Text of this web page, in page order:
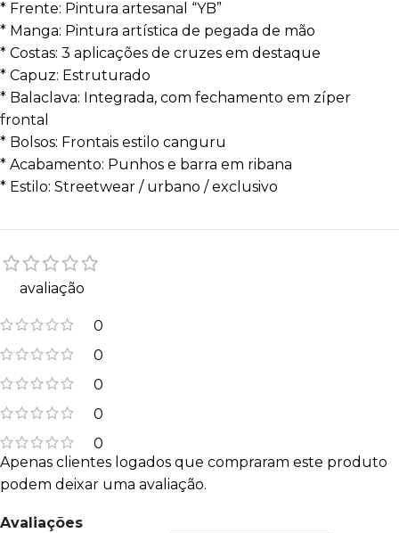
* Frente: Pintura artesanal “YB”
* Manga: Pintura artística de pegada de mão
* Costas: 3 aplicações de cruzes em destaque
* Capuz: Estruturado
* Balaclava: Integrada, com fechamento em zíper
frontal
* Bolsos: Frontais estilo canguru
* Acabamento: Punhos e barra em ribana
* Estilo: Streetwear / urbano / exclusivo
avaliação
0
0
0
0
0
Avaliações
Apenas clientes logados que compraram este produto
podem deixar uma avaliação.